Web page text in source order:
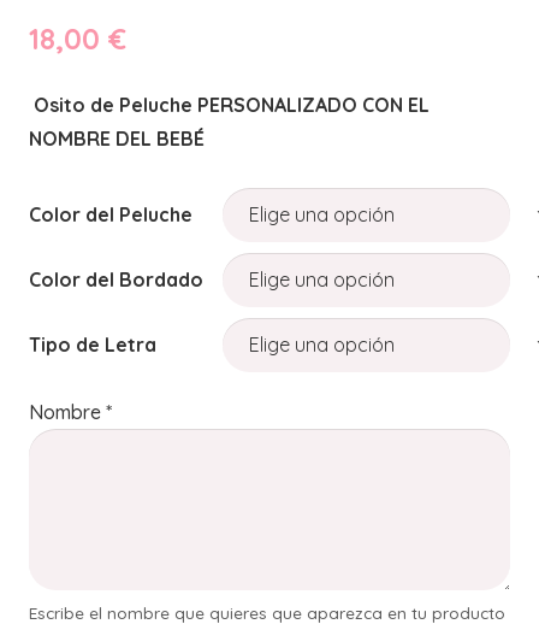
18,00 €
Osito de Peluche PERSONALIZADO CON EL
NOMBRE DEL BEBÉ
Color del Peluche
Color del Bordado
Tipo de Letra
Nombre *
Escribe el nombre que quieres que aparezca en tu producto